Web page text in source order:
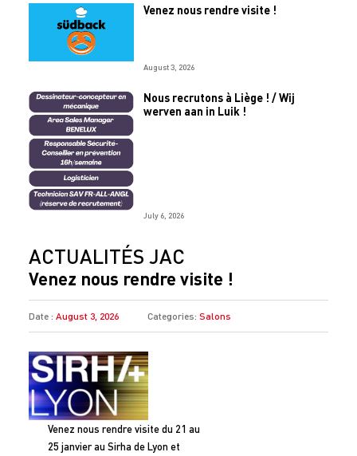
Venez nous rendre visite !
August 3, 2026
Nous recrutons à Liège ! / Wij
werven aan in Luik !
July 6, 2026
ACTUALITÉS JAC
Venez nous rendre visite !
Date : August 3, 2026 Categories: Salons
Venez nous rendre visite du 21 au
25 janvier au Sirha de Lyon et